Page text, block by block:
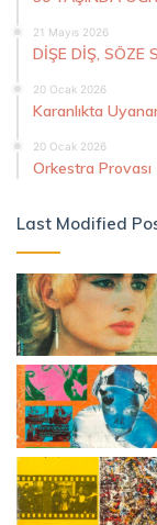
21 Mayıs 2026
DİŞE DİŞ, SÖZE
20 Ocak 2026
Karanlıkta
20 Ocak 2026
Orkestra Provası
Last Modified